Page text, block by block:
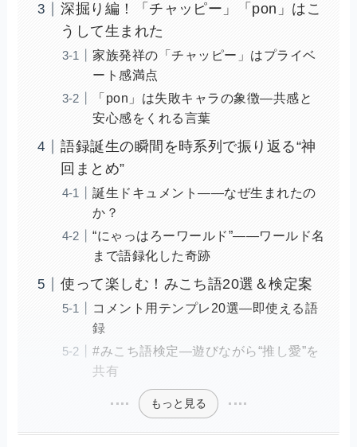
深掘り編！「チャッピー」「pon」はこ
うして生まれた
家族発祥の「チャッピー」はプライベ
ート感満点
「pon」は失敗キャラの象徴—共感と
安心感をくれる言葉
語録誕生の瞬間を時系列で振り返る“神
回まとめ”
誕生ドキュメント——なぜ生まれたの
か？
“にゃっはろーワールド”——ワールド名
まで語録化した奇跡
使って楽しむ！みこち語20選＆検定案
コメント用テンプレ20選—即使える語
録
#みこち語検定—遊びながら“推し愛”を
共有
もっと見る